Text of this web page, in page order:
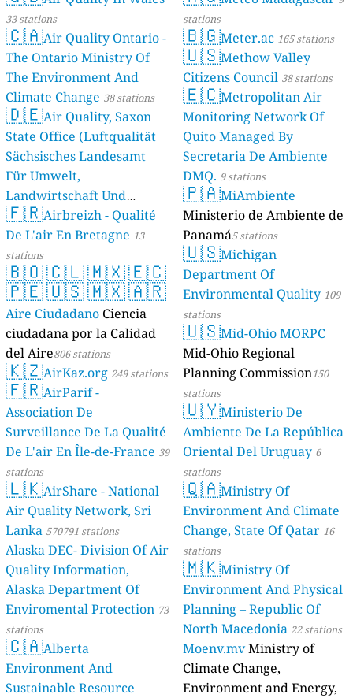
33 stations
🇨🇦Air Quality Ontario -
The Ontario Ministry Of
The Environment And
Climate Change 38 stations
🇩🇪Air Quality, Saxon
State Office (Luftqualität
Sächsisches Landesamt
Für Umwelt,
Landwirtschaft Und
Geologie) 50 stations
🇫🇷Airbreizh - Qualité
De L'air En Bretagne 13
stations
🇧🇴🇨🇱🇲🇽🇪🇨
🇵🇪🇺🇸🇲🇽🇦🇷
Aire Ciudadano Ciencia
ciudadana por la Calidad
del Aire806 stations
🇰🇿AirKaz.org 249 stations
🇫🇷AirParif -
Association De
Surveillance De La Qualité
De L'air En Île-de-France 39
stations
🇱🇰AirShare - National
Air Quality Network, Sri
Lanka 570791 stations
Alaska DEC- Division Of Air
Quality Information,
Alaska Department Of
Enviromental Protection 73
stations
🇨🇦Alberta
Environment And
Sustainable Resource
stations
🇧🇬Meter.ac 165 stations
🇺🇸Methow Valley
Citizens Council 38 stations
🇪🇨Metropolitan Air
Monitoring Network Of
Quito Managed By
Secretaria De Ambiente
DMQ. 9 stations
🇵🇦MiAmbiente
Ministerio de Ambiente de
Panamá5 stations
🇺🇸Michigan
Department Of
Environmental Quality 109
stations
🇺🇸Mid-Ohio MORPC
Mid-Ohio Regional
Planning Commission150
stations
🇺🇾Ministerio De
Ambiente De La República
Oriental Del Uruguay 6
stations
🇶🇦Ministry Of
Environment And Climate
Change, State Of Qatar 16
stations
🇲🇰Ministry Of
Environment And Physical
Planning – Republic Of
North Macedonia 22 stations
Moenv.mvMinistry of
Climate Change,
Environment and Energy,